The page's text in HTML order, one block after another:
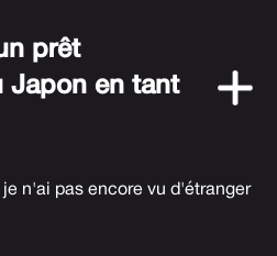
prêt
Japon en tant
n'ai pas encore vu d'étranger